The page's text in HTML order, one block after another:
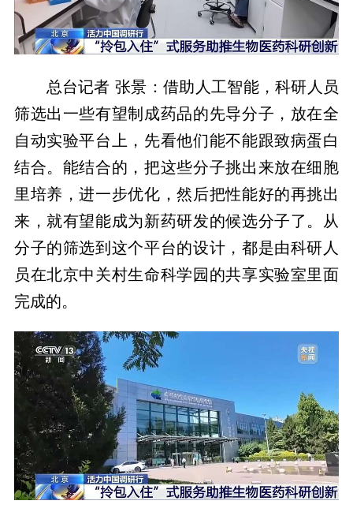
总台记者 张景：借助人工智能，科研人员
筛选出一些有望制成药品的先导分子，放在全
自动实验平台上，先看他们能不能跟致病蛋白
结合。能结合的，把这些分子挑出来放在细胞
里培养，进一步优化，然后把性能好的再挑出
来，就有望能成为新药研发的候选分子了。从
分子的筛选到这个平台的设计，都是由科研人
员在北京中关村生命科学园的共享实验室里面
完成的。